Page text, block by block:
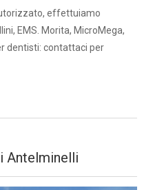
effettuiamo
EMS. Morita, MicroMega,
dentisti: contattaci per
Antelminelli